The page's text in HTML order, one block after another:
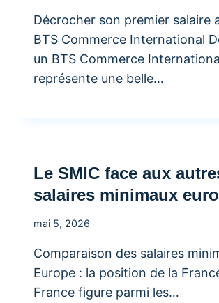
Décrocher son premier salaire
BTS Commerce International
un BTS Commerce
représente une belle…
Le SMIC face aux
salaires minimaux
mai 5, 2026
Comparaison des salaires
Europe : la position de la
France figure parmi les…